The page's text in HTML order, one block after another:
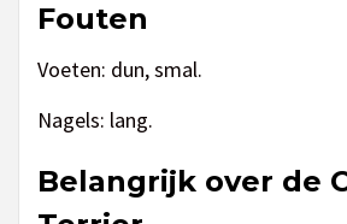
Fouten
Voeten: dun, smal.
Nagels: lang.
Belangrijk over de